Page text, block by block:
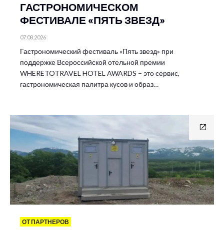
ГАСТРОНОМИЧЕСКОМ
ФЕСТИВАЛЕ «ПЯТЬ ЗВЕЗД»
07.08.2026
Гастрономический фестиваль «Пять звезд» при
поддержке Всероссийской отельной премии
WHERETOTRAVEL HOTEL AWARDS – это сервис,
гастрономическая палитра кусов и образ…
ОТ ПАРТНЕРОВ